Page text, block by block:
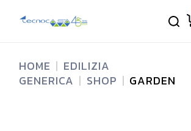
HOME
EDILIZIA
GENERICA
SHOP GARDEN